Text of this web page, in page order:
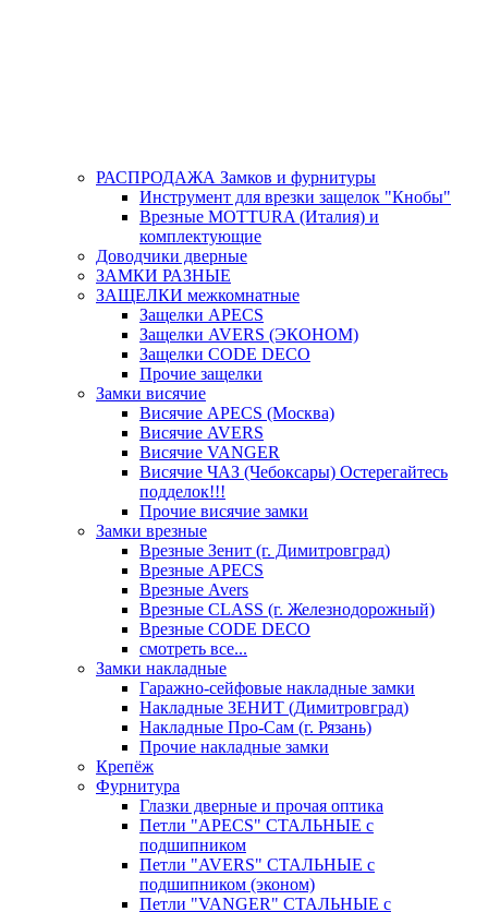
РАСПРОДАЖА Замков и фурнитуры
Инструмент для врезки защелок "Кнобы"
Врезные MOTTURA (Италия) и
комплектующие
Доводчики дверные
ЗАМКИ РАЗНЫЕ
ЗАЩЕЛКИ межкомнатные
Защелки APECS
Защелки AVERS (ЭКОНОМ)
Защелки CODE DECO
Прочие защелки
Замки висячие
Висячие APECS (Москва)
Висячие AVERS
Висячие VANGER
Висячие ЧАЗ (Чебоксары) Остерегайтесь
подделок!!!
Прочие висячие замки
Замки врезные
Врезные Зенит (г. Димитровград)
Врезные APECS
Врезные Avers
Врезные CLASS (г. Железнодорожный)
Врезные CODE DECO
смотреть все...
Замки накладные
Гаражно-сейфовые накладные замки
Накладные ЗЕНИТ (Димитровград)
Накладные Про-Сам (г. Рязань)
Прочие накладные замки
Крепёж
Фурнитура
Глазки дверные и прочая оптика
Петли "APECS" СТАЛЬНЫЕ с
подшипником
Петли "AVERS" СТАЛЬНЫЕ с
подшипником (эконом)
Петли "VANGER" СТАЛЬНЫЕ с